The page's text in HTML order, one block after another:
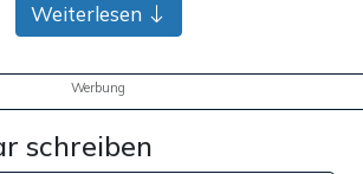
Weiterlesen
Werbung
schreiben